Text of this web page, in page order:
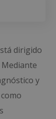
dirigido
y